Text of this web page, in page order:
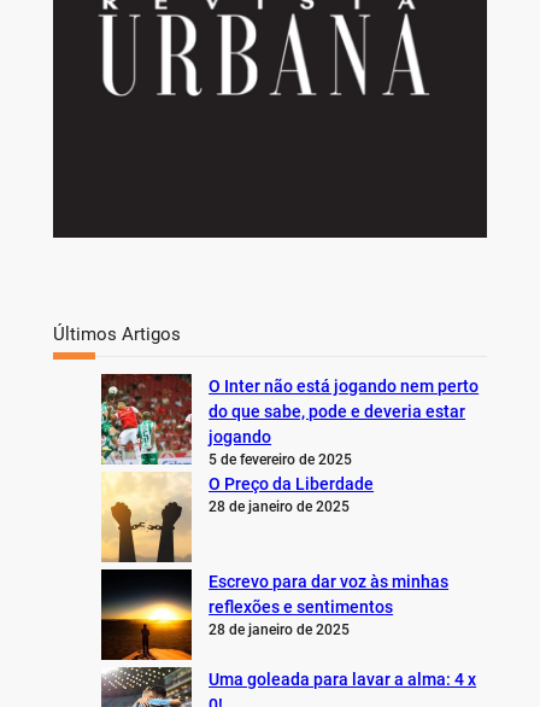
Últimos Artigos
O Inter não está jogando nem perto
do que sabe, pode e deveria estar
jogando
5 de fevereiro de 2025
O Preço da Liberdade
28 de janeiro de 2025
Escrevo para dar voz às minhas
reflexões e sentimentos
28 de janeiro de 2025
Uma goleada para lavar a alma: 4 x